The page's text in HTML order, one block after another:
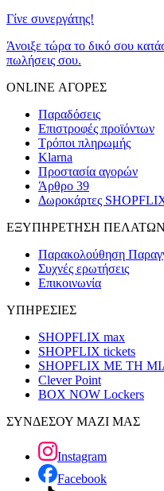
Γίνε συνεργάτης!
Άνοιξε τώρα το δικό σου
πωλήσεις σου.
ONLINE ΑΓΟΡΕΣ
Παραδόσεις
Επιστροφές προϊόντων
Τρόποι πληρωμής
Klarna
Προστασία αγορών
Άρθρο 39
Δωροκάρτες
ΕΞΥΠΗΡΕΤΗΣΗ ΠΕΛΑΤΩΝ
Παρακολούθηση
Συχνές ερωτήσεις
Επικοινωνία
ΥΠΗΡΕΣΙΕΣ
SHOPFLIX max
SHOPFLIX tickets
SHOPFLIX ΜΕ ΤΗ
Clever Point
BOX NOW Lockers
ΣΥΝΔΕΣΟΥ ΜΑΖΙ ΜΑΣ
Instagram
Facebook